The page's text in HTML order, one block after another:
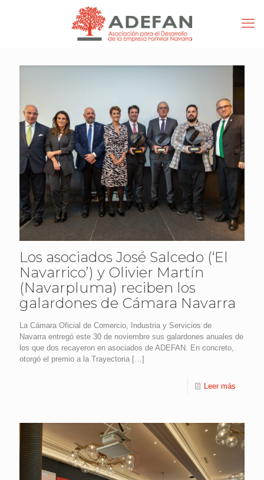
Los asociados José Salcedo (‘El
Navarrico’) y Olivier Martín
(Navarpluma) reciben los
galardones de Cámara Navarra
La Cámara Oficial de Comercio, Industria y Servicios de
Navarra entregó este 30 de noviembre sus galardones anuales de
los que dos recayeron en asociados de ADEFAN. En concreto,
otorgó el premio a la Trayectoria […]
Leer más